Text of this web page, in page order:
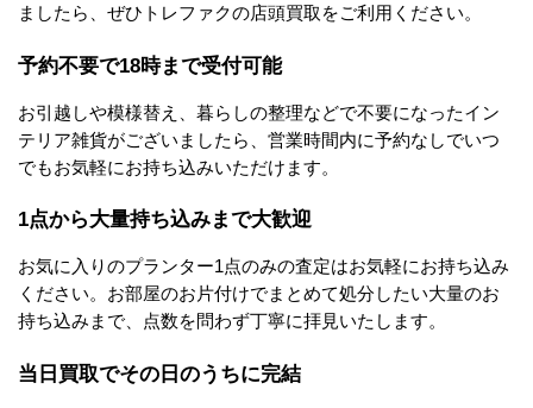
ましたら、ぜひトレファクの店頭買取をご利用ください。
予約不要で18時まで受付可能
お引越しや模様替え、暮らしの整理などで不要になったイン
テリア雑貨がございましたら、営業時間内に予約なしでいつ
でもお気軽にお持ち込みいただけます。
1点から大量持ち込みまで大歓迎
お気に入りのプランター1点のみの査定はお気軽にお持ち込み
ください。お部屋のお片付けでまとめて処分したい大量のお
持ち込みまで、点数を問わず丁寧に拝見いたします。
当日買取でその日のうちに完結